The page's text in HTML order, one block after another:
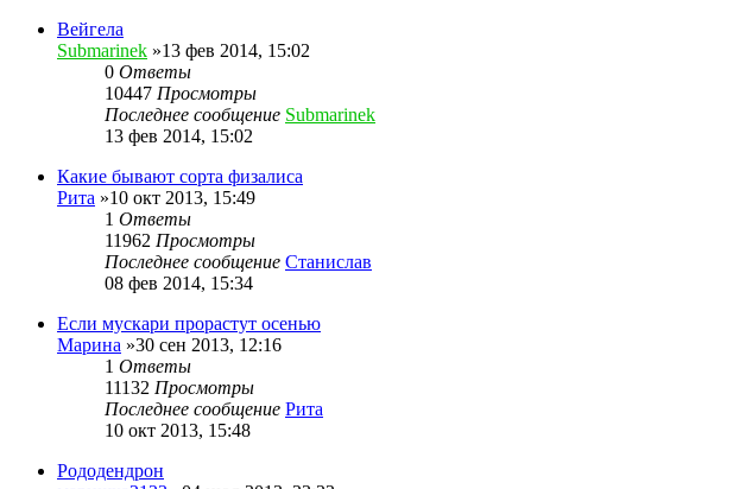
Вейгела
Submarinek »13 фев 2014, 15:02
0 Ответы
10447 Просмотры
Последнее сообщение Submarinek
13 фев 2014, 15:02
Какие бывают сорта физалиса
Рита »10 окт 2013, 15:49
1 Ответы
11962 Просмотры
Последнее сообщение Станислав
08 фев 2014, 15:34
Если мускари прорастут осенью
Марина »30 сен 2013, 12:16
1 Ответы
11132 Просмотры
Последнее сообщение Рита
10 окт 2013, 15:48
Рододендрон